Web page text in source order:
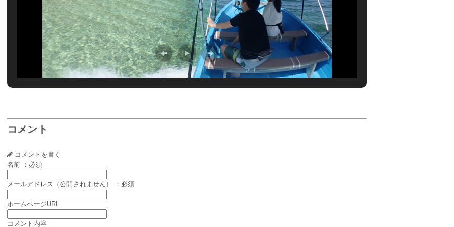
コメント
コメントを書く
名前 ：必須
メールアドレス（公開されません） ：必須
ホームページURL
コメント内容